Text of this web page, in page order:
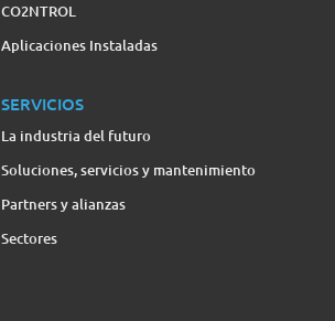
CO2NTROL
Aplicaciones Instaladas
SERVICIOS
La industria del futuro
Soluciones, servicios y mantenimiento
Partners y alianzas
Sectores